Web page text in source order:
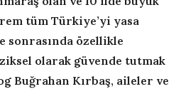
tüm Türkiye’yi yasa
sonrasında özellikle
olarak güvende tutmak
Buğrahan Kırbaş, aileler ve